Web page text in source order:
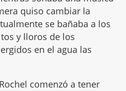
quiso cambiar la
se bañaba a los
y lloros de los
en el agua las
comenzó a tener